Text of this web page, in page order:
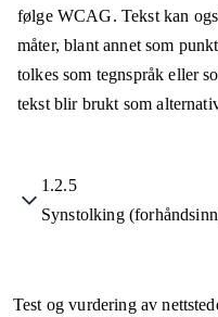
følge WCAG. Tekst kan
måter, blant annet som
tolkes som tegnspråk eller
tekst blir brukt som
1.2.5
Synstolking
Test og vurdering av